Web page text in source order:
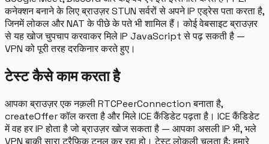
कनेक्शन बनाने के लिए ब्राउज़र STUN सर्वरों से अपने IP एड्रेस पता करता है,
जिनमें लोकल और NAT के पीछे के पते भी शामिल हैं। कोई वेबसाइट ब्राउज़र
से यह खोज चुपचाप करवाकर मिले IP JavaScript से पढ़ सकती है —
VPN को पूरी तरह दरकिनार करते हुए।
टेस्ट कैसे काम करता है
आपका ब्राउज़र एक नक़ली RTCPeerConnection बनाता है,
createOffer कॉल करता है और मिले ICE कैंडिडेट पढ़ता है। ICE कैंडिडेट
में वह हर IP होता है जो ब्राउज़र खोज सकता है — आपका असली IP भी, भले
VPN बाक़ी सारा ट्रैफ़िक टनल कर रहा हो। टेस्ट लोकली चलता है; हमारे